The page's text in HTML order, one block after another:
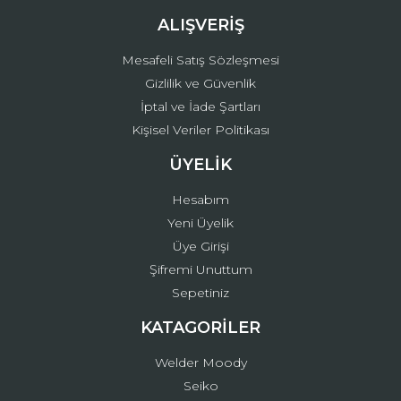
ALIŞVERİŞ
Mesafeli Satış Sözleşmesi
Gizlilik ve Güvenlik
İptal ve İade Şartları
Kişisel Veriler Politikası
ÜYELİK
Hesabım
Yeni Üyelik
Üye Girişi
Şifremi Unuttum
Sepetiniz
KATAGORİLER
Welder Moody
Seiko